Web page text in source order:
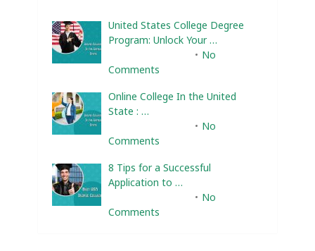
United States College Degree
Program: Unlock Your …
No
Comments
Online College In the United
State : …
No
Comments
8 Tips for a Successful
Application to …
No
Comments